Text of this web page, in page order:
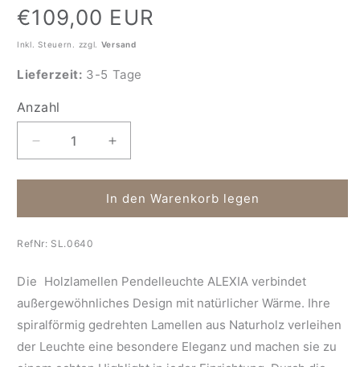
Normaler
Preis
€109,00 EUR
Inkl. Steuern. zzgl. Versand
Lieferzeit: 3-5 Tage
Anzahl
Anzahl
Verringere
die
Menge
Holzlamellen
Alexia
Erhöhe
die
Menge
für
Holzlamellen
In den Warenkorb legen
RefNr: SL.0640
Die Holzlamellen Pendelleuchte ALEXIAverbindet
außergewöhnliches Design mit natürlicher Wärme. Ihre
spiralförmig gedrehten Lamellen aus Naturholz verleihen
der Leuchte eine besondere Eleganz und machen sie zu